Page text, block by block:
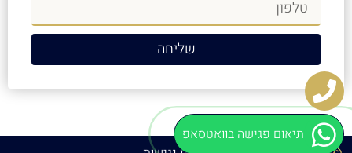
שליחה
תיאום פגישה בוואטסאפ